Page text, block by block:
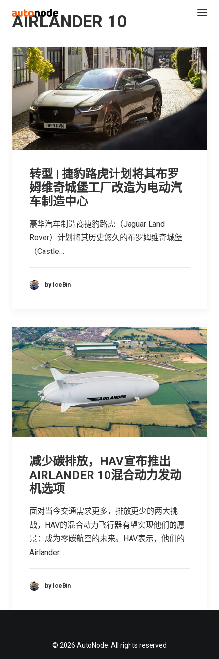
AIRLANDER 10
转型 | 捷豹路虎计划将其布罗
姆维奇城堡工厂改造为电动汽
车制造中心
豪华汽车制造商捷豹路虎（Jaguar Land
Rover）计划将其历史悠久的布罗姆维奇城堡
（Castle…
by IceBin
减少碳排放，HAV宣布推出
AIRLANDER 10混合动力发动
机选项
面对当今交通需求更多，排放更少的两大挑
战，HAV的混合动力飞行器有望实现他们的愿
景：成为零碳航空的未来。HAV表示，他们的
Airlander…
by IceBin
© 2026 AutoNode. All rights reserved